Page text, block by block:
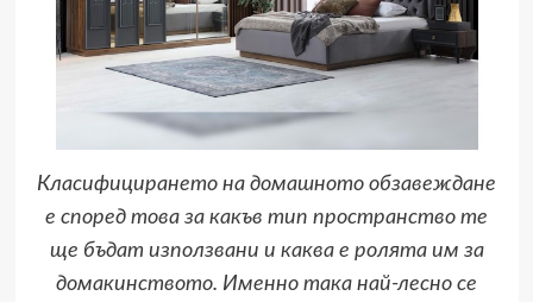
Класифицирането на домашното обзавеждане
е според това за какъв тип пространство те
ще бъдат използвани и каква е ролята им за
домакинството. Именно така най-лесно се